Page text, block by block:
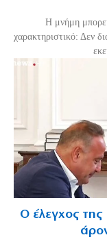
H μνήμη
χαρακτηριστικό: Δεν
Ο έλεγχος